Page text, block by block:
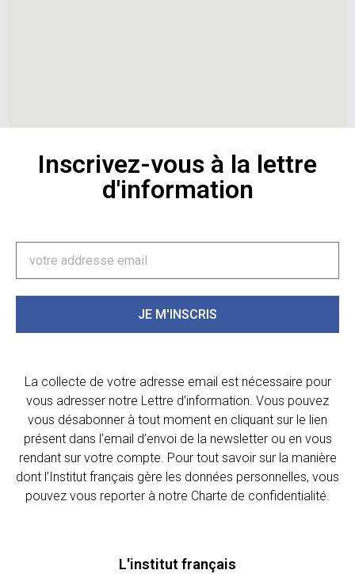
Inscrivez-vous à la lettre
d'information
JE M'INSCRIS
La collecte de votre adresse email est nécessaire pour
vous adresser notre Lettre d’information. Vous pouvez
vous désabonner à tout moment en cliquant sur le lien
présent dans l’email d’envoi de la newsletter ou en vous
rendant sur votre compte. Pour tout savoir sur la manière
dont l’Institut français gère les données personnelles, vous
pouvez vous reporter à notre Charte de confidentialité.
L'institut français